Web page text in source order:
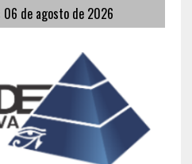
06 de agosto de 2026